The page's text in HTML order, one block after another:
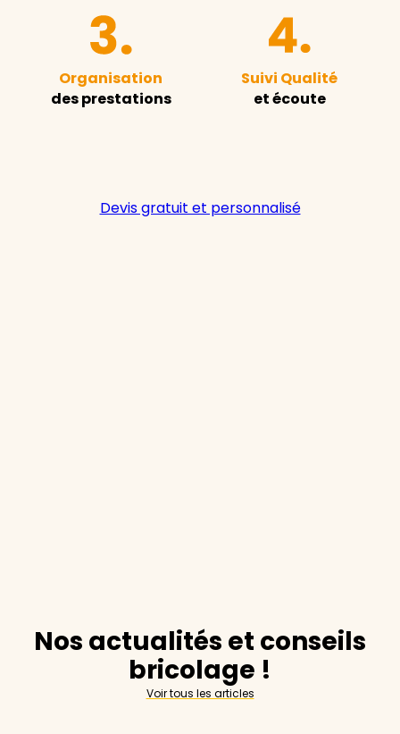
Organisation
des prestations
Suivi Qualité
et écoute
Devis gratuit et personnalisé
Nos actualités et conseils
bricolage !
Voir tous les articles